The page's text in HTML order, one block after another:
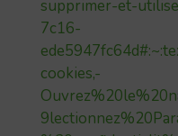
supprimer-et-
7c16-
cookies,-